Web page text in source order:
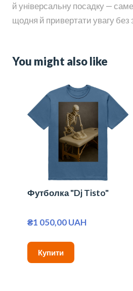
й універсальну посадку —
щодня й привертати увагу без
You might also like
Футболка "Dj Tisto"
₴1 050,00 UAH
Купити